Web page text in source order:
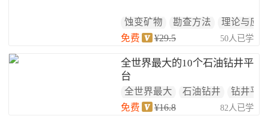
蚀变矿物 勘查方法
理论与应
免费
¥29.5 50人已学
全世界最大的10个石油钻井平
台
全世界最大 石油钻井
钻井平
免费
¥16.8 82人已学